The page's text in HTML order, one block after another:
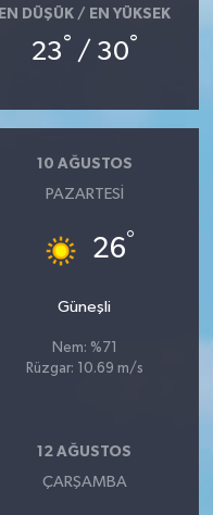
EN DÜŞÜK / EN YÜKSEK
23° / 30°
10 AĞUSTOS
PAZARTESI
26°
Güneşli
Nem: %71
Rüzgar: 10.69 m/s
12 AĞUSTOS
ÇARŞAMBA